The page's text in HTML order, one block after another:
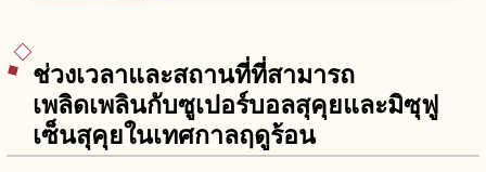
ช่วงเวลาและสถานที่ที่สามารถ
เพลิดเพลินกับซูเปอร์บอลสุคุยและมิซุฟู
เซ็นสุคุยในเทศกาลฤดูร้อน